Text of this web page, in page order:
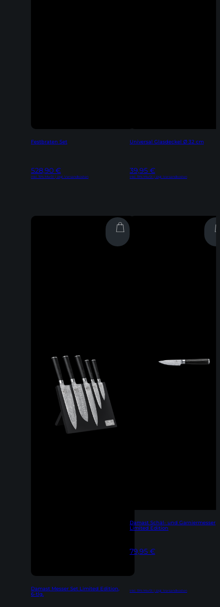
Festbraten Set
528,90 €
Inkl. 19% MwSt | zzgl. Versandkosten
Universal Glasdeckel Ø 32 cm
39,95 €
Inkl. 19% MwSt | zzgl. Versandkosten
Damast Messer Set Limited Edition,
6-tlg.
Damast Schäl- und Garniermesser
Limited Edition
79,95 €
Inkl. 19% MwSt | zzgl. Versandkosten